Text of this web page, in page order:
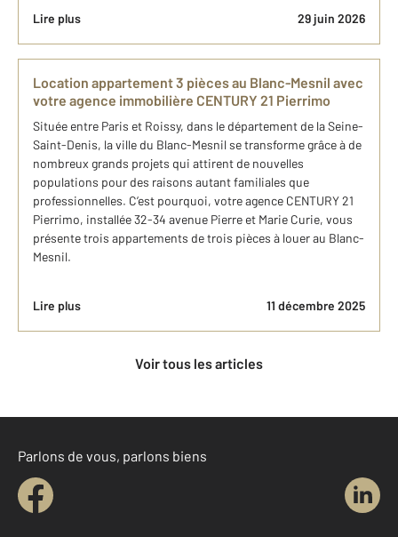
Lire plus 29 juin 2026
Location appartement 3 pièces au Blanc-Mesnil avec
votre agence immobilière CENTURY 21 Pierrimo
Située entre Paris et Roissy, dans le département de la Seine-
Saint-Denis, la ville du Blanc-Mesnil se transforme grâce à de
nombreux grands projets qui attirent de nouvelles
populations pour des raisons autant familiales que
professionnelles. C’est pourquoi, votre agence CENTURY 21
Pierrimo, installée 32-34 avenue Pierre et Marie Curie, vous
présente trois appartements de trois pièces à louer au Blanc-
Mesnil.
Lire plus 11 décembre 2025
Voir tous les articles
Parlons de vous, parlons biens